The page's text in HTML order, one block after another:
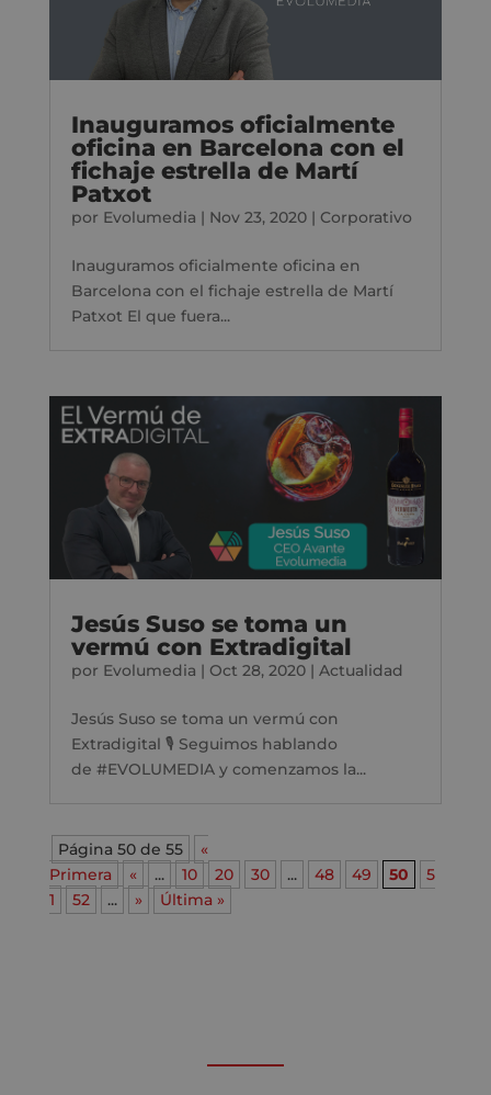
Inauguramos oficialmente
oficina en Barcelona con el
fichaje estrella de Martí
Patxot
por Evolumedia | Nov 23, 2020| Corporativo
Inauguramos oficialmente oficina en
Barcelona con el fichaje estrella de Martí
Patxot El que fuera...
Jesús Suso se toma un
vermú con Extradigital
por Evolumedia | Oct 28, 2020| Actualidad
Jesús Suso se toma un vermú con
Extradigital 🎙 Seguimos hablando
de #EVOLUMEDIA y comenzamos la...
Página 50 de 55
«
Primera
« ... 10 20 30 ... 48 49 50
5
1
52 ... » Última »